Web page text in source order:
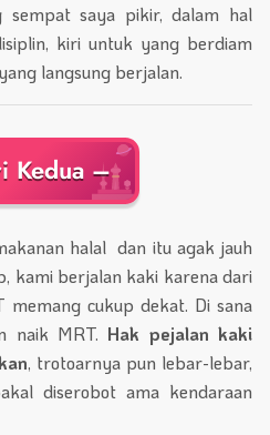
sempat saya pikir, dalam hal
kiri untuk yang berdiam
langsung berjalan.
Kedua –
halal dan itu agak jauh
kami berjalan kaki karena dari
cukup dekat. Di sana
naik MRT. Hak pejalan kaki
, trotoarnya pun lebar-lebar,
diserobot ama kendaraan